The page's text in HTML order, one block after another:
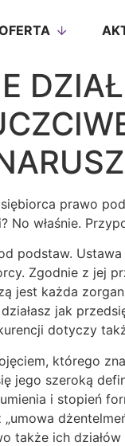
prawo
No właśnie.
podstaw.
Zgodnie z jej
jest każda
działasz jak
dotyczy
którego
jego szeroką
i stopień
„umowa
także ich